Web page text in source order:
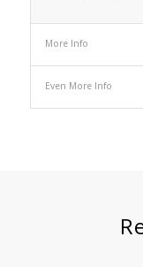
More Info
Even More Info